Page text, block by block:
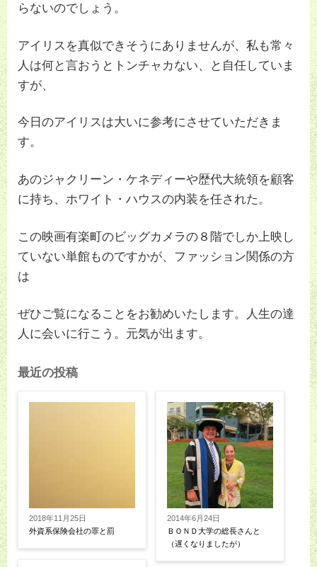
らないのでしょう。
アイリスを真似できそうにありませんが、私も常々
人は何と言おうとトンチャカない、と自任していま
すが、
今日のアイリスは大いに参考にさせていただきま
す。
あのジャクリーン・ケネディーや歴代大統領を顧客
に持ち、ホワイト・ハウスの内装を任された。
この映画有楽町のビッグカメラの８階でしか上映し
ていない単館ものですかが、ファッション関係の方
は
ぜひご覧になることをお勧めいたします。人生の達
人に会いに行こう。元気が出ます。
最近の投稿
2018年11月25日
外資系保険会社の罪と罰
2014年6月24日
ＢＯＮＤ大学の総長さんと
（遅くなりましたが）